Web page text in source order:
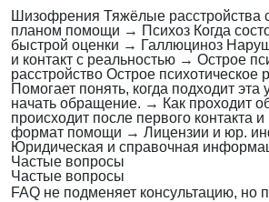
Шизофрения Тяжёлые расстройства
планом помощи → Психоз Когда
быстрой оценки → Галлюциноз
и контакт с реальностью → Острое
расстройство Острое психотическое
Помогает понять, когда подходит эта
начать обращение. → Как проходит
происходит после первого контакта
формат помощи → Лицензии и юр.
Юридическая и справочная
Частые вопросы
Частые вопросы
FAQ не подменяет консультацию, но